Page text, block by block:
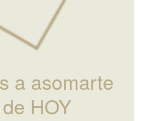
a asomarte
HOY